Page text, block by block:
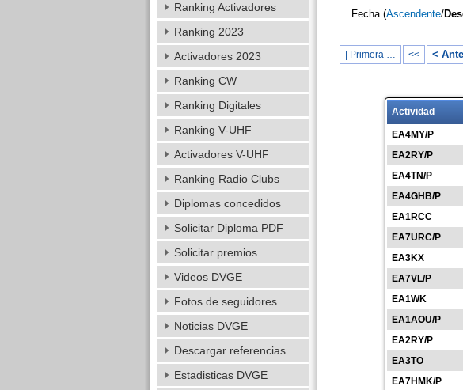
Fecha (Ascendente/
| Primera … << <
Actividad
EA4MY/P
EA2RY/P
EA4TN/P
EA4GHB/P
EA1RCC
EA7URC/P
EA3KX
EA7VL/P
EA1WK
EA1AOU/P
EA2RY/P
EA3TO
EA7HMK/P
Ranking Activadores
Ranking 2023
Activadores 2023
Ranking CW
Ranking Digitales
Ranking V-UHF
Activadores V-UHF
Ranking Radio Clubs
Diplomas concedidos
Solicitar Diploma PDF
Solicitar premios
Videos DVGE
Fotos de seguidores
Noticias DVGE
Descargar referencias
Estadisticas DVGE